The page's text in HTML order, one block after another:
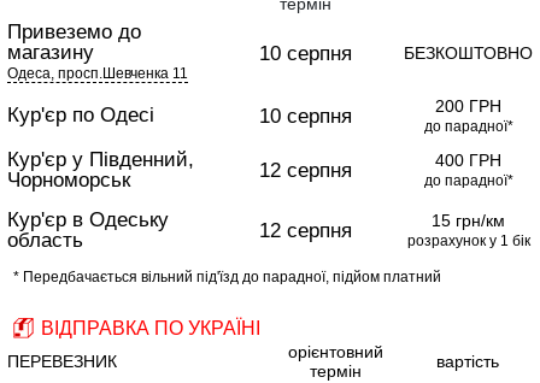
Привеземо до
магазину
Одеса, просп.Шевченка 11
Кур'єр по Одесі
Кур'єр у Південний,
Чорноморськ
Кур'єр в Одеську
область
10 серпня
10 серпня
12 серпня
12 серпня
БЕЗКОШТОВНО
200 ГРН
до парадної*
400 ГРН
до парадної*
15 грн/км
розрахунок у 1 бік
* Передбачається вільний під'їзд до парадної, підйом платний
ВІДПРАВКА ПО УКРАЇНІ
ПЕРЕВЕЗНИК
орієнтовний
термін
вартість